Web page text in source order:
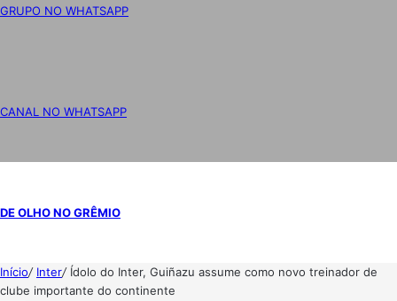
GRUPO NO WHATSAPP
CANAL NO WHATSAPP
DE OLHO NO GRÊMIO
Início/ Inter/ Ídolo do Inter, Guiñazu assume como novo treinador de
clube importante do continente